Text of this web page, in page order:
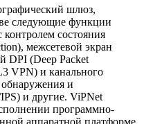
шлюз,
следующие функции
контролем состояния
межсетевой экран
DPI (Deep Packet
VPN) и канального
и
и другие. ViPNet
программно-
аппаратной платформе,